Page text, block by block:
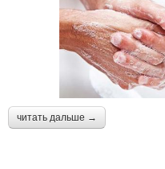
читать дальше →